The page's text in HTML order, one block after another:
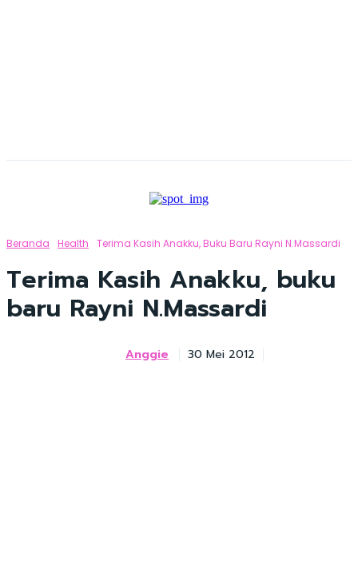
Beranda Health Terima Kasih Anakku, Buku Baru Rayni N.Massardi
Terima Kasih Anakku, buku
baru Rayni N.Massardi
Anggie 30 Mei 2012